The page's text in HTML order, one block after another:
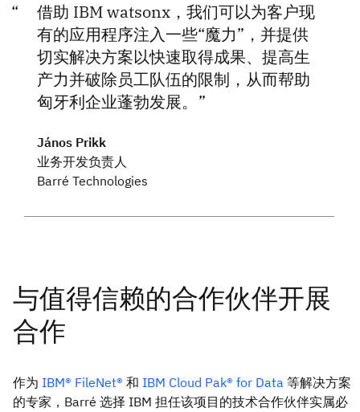
借助 IBM watsonx，我们可以为客户现
有的应用程序注入一些“魔力”，并提供
切实解决方案以快速取得成果、提高生
产力并破除员工队伍的限制，从而帮助
匈牙利企业蓬勃发展。
János Prikk
业务开发负责人
Barré Technologies
作为 IBM® FileNet® 和 IBM Cloud Pak® for Data 等解决方案
的专家，Barré 选择 IBM 担任该项目的技术合作伙伴实属必